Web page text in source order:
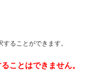
ることができます。
ことはできません。